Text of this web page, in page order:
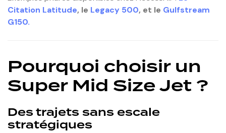
Citation Latitude, le Legacy 500, et le Gulfstream
G150.
Pourquoi choisir un
Super Mid Size Jet ?
Des trajets sans escale
stratégiques